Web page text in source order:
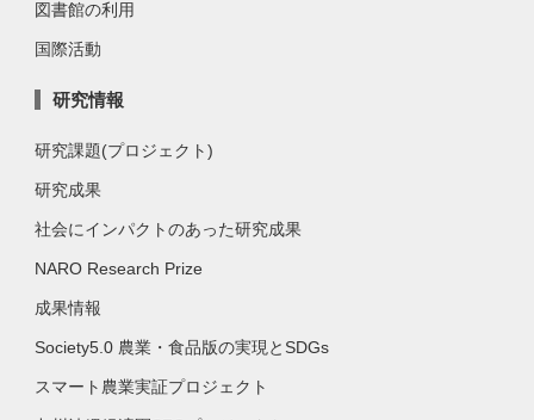
図書館の利用
国際活動
研究情報
研究課題(プロジェクト)
研究成果
社会にインパクトのあった研究成果
NARO Research Prize
成果情報
Society5.0 農業・食品版の実現とSDGs
スマート農業実証プロジェクト